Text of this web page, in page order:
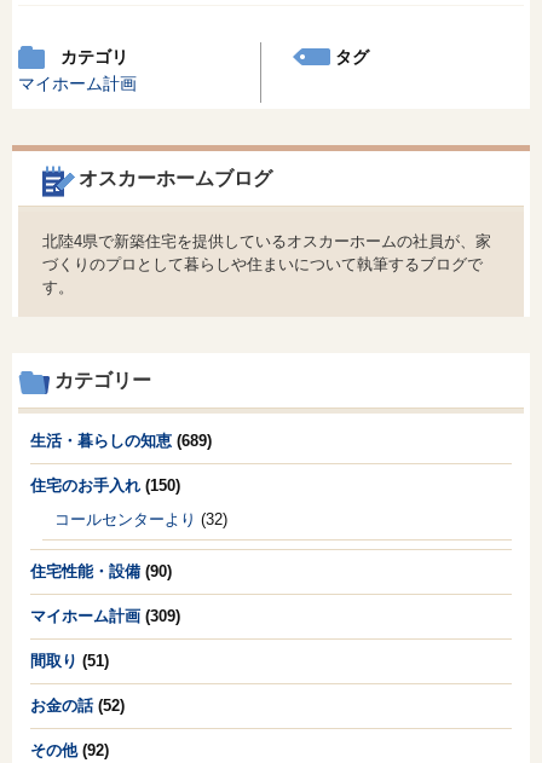
カテゴリ
マイホーム計画
タグ
オスカーホームブログ
北陸4県で新築住宅を提供しているオスカーホームの社員が、家
づくりのプロとして暮らしや住まいについて執筆するブログで
す。
カテゴリー
生活・暮らしの知恵 (689)
住宅のお手入れ (150)
コールセンターより (32)
住宅性能・設備 (90)
マイホーム計画 (309)
間取り (51)
お金の話(52)
その他(92)